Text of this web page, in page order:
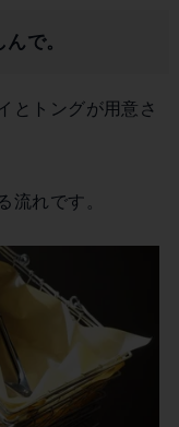
で。
とトングが用意さ
流れです。